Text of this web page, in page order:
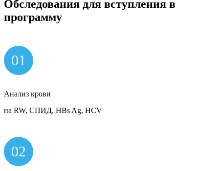
Обследования для вступления в
программу
01
Анализ крови
на RW, СПИД, HBs Ag, HCV
02